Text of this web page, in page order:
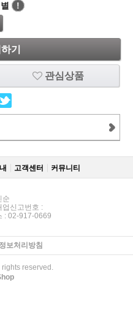
!
기
관심상품
고객센터 커뮤니티
순
신고번호 :
: 02-917-0669
보처리방침
reserved.